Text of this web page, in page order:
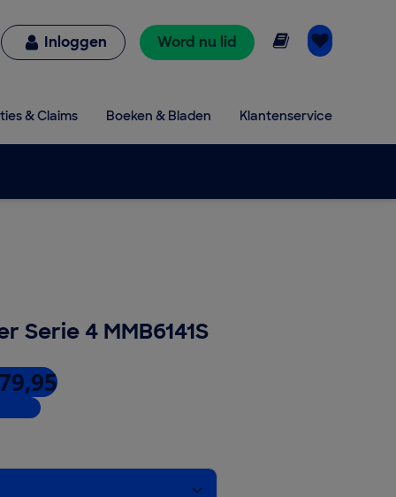
Inloggen Word nu lid Online lezen
& Claims Boeken & Bladen Klantenservice
Serie 4 MMB6141S